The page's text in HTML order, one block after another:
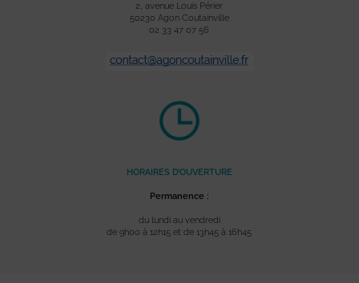
2, avenue Louis Périer
50230 Agon Coutainville
02 33 47 07 56
HORAIRES D’OUVERTURE
Permanence :
du lundi au vendredi
de 9h00 à 12h15 et de 13h45 à 16h45